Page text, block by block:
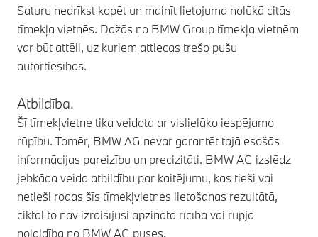
Saturu nedrīkst kopēt un mainīt lietojuma nolūkā citās
tīmekļa vietnēs. Dažās no BMW Group tīmekļa vietnēm
var būt attēli, uz kuriem attiecas trešo pušu
autortiesības.
Atbildība.
Šī tīmekļvietne tika veidota ar vislielāko iespējamo
rūpību. Tomēr, BMW AG nevar garantēt tajā esošās
informācijas pareizību un precizitāti. BMW AG izslēdz
jebkāda veida atbildību par kaitējumu, kas tieši vai
netieši rodas šīs tīmekļvietnes lietošanas rezultātā,
ciktāl to nav izraisījusi apzināta rīcība vai rupja
nolaidība no BMW AG puses.